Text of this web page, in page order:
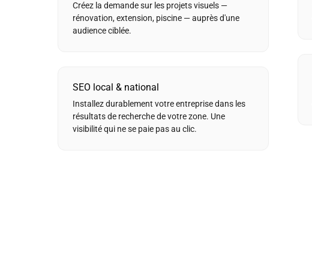
Créez la demande sur les projets visuels —
rénovation, extension, piscine — auprès d'une
audience ciblée.
SEO local & national
Installez durablement votre entreprise dans les
résultats de recherche de votre zone. Une
visibilité qui ne se paie pas au clic.